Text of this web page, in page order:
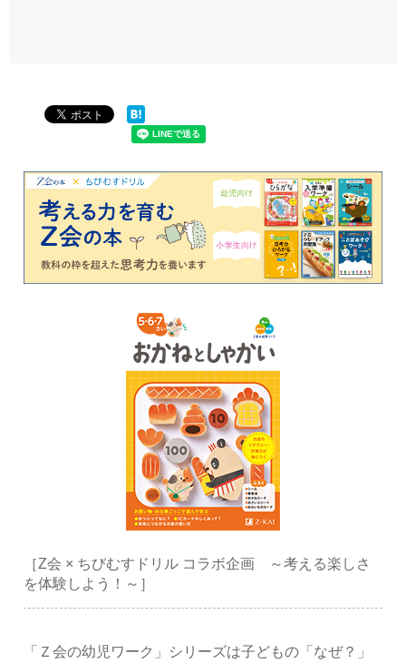
［Z会 × ちびむすドリル コラボ企画 ～考える楽しさ
を体験しよう！～］
「Ｚ会の幼児ワーク」シリーズは子どもの「なぜ？」